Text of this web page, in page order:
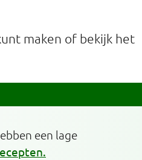
maken of bekijk het
een lage